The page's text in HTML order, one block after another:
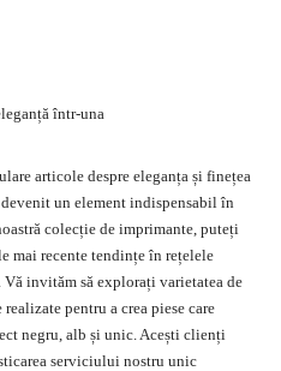
articole despre eleganța și finețea
un element indispensabil în
colecție de imprimante, puteți
mai recente tendințe în rețelele
invităm să explorați varietatea de
pentru a crea piese care
negru, alb și unic. Acești clienți
serviciului nostru unic